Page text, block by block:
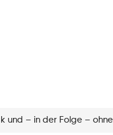
und – in der Folge –